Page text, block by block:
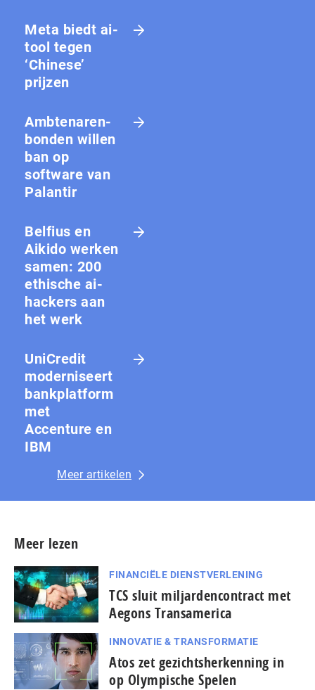
Meta biedt ai-
tool tegen
‘Chinese’
prijzen
Amb­te­na­ren­
bon­den willen
ban op
software van
Palantir
Belfius en
Aikido werken
samen: 200
ethische ai-
hackers aan
het werk
UniCredit
moderniseert
bankplatform
met
Accenture en
IBM
Meer artikelen
Meer lezen
FINANCIËLE DIENSTVERLENING
TCS sluit miljardencontract met
Aegons Transamerica
INNOVATIE & TRANSFORMATIE
Atos zet gezichtsherkenning in
op Olympische Spelen